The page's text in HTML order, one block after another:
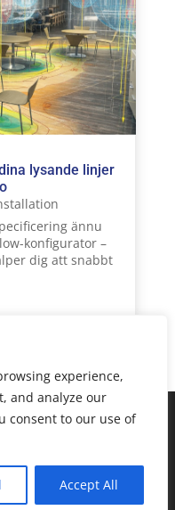
experience,
and analyze our
consent to our use of
Accept All
lysande linjer
ännu
konfigurator –
dig att snabbt
All Rights
best experience on our
we are using or